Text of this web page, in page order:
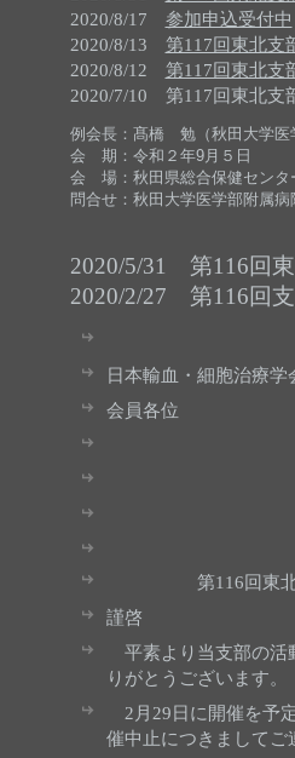
2020/8/17 参加申込受付中
2020/8/13 第117回東北支
2020/8/12 第117回東北支
2020/7/10 第117回東北支
例会長：髙橋 勉（秋田大学医
会 期：令和２年9月５日
会 場：秋田県総合保健セン
問合せ：秋田大学医学部附属
2020/5/31 第116回
2020/2/27 第116回
日本輸血・細胞治療学
会員各位
第116回東北支部
謹啓
平素より当支部の活
りがとうございます。
2月29日に開催を予
催中止につきましてご